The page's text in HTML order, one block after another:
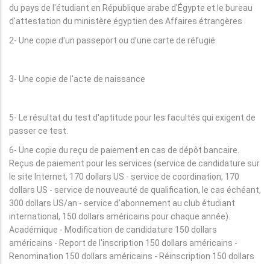
du pays de l'étudiant en République arabe d'Égypte et le bureau
d'attestation du ministère égyptien des Affaires étrangères
2- Une copie d'un passeport ou d'une carte de réfugié
3- Une copie de l'acte de naissance
5- Le résultat du test d'aptitude pour les facultés qui exigent de
passer ce test.
6- Une copie du reçu de paiement en cas de dépôt bancaire.
Reçus de paiement pour les services (service de candidature sur
le site Internet, 170 dollars US - service de coordination, 170
dollars US - service de nouveauté de qualification, le cas échéant,
300 dollars US/an - service d'abonnement au club étudiant
international, 150 dollars américains pour chaque année).
Académique - Modification de candidature 150 dollars
américains - Report de l'inscription 150 dollars américains -
Renomination 150 dollars américains - Réinscription 150 dollars